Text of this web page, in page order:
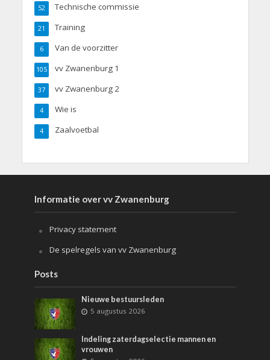
Technische commissie
52
Training
21
Van de voorzitter
6
vv Zwanenburg 1
105
vv Zwanenburg 2
37
Wie is
4
Zaalvoetbal
4
Informatie over vv Zwanenburg
Privacy statement
De spelregels van vv Zwanenburg
Posts
Nieuwe bestuursleden
5 augustus 2026
Indeling zaterdagselectie mannen en
vrouwen